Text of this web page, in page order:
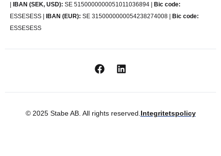
| IBAN (SEK, USD): SE 5150000000051011036894 | Bic code:
ESSESESS | IBAN (EUR): SE 3150000000054238274008 | Bic code:
ESSESESS
© 2025 Stabe AB. All rights reserved. Integritetspolicy